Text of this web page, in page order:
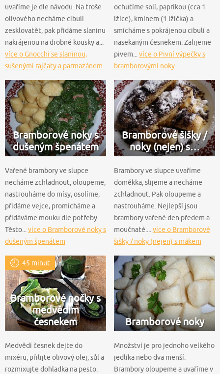
uvaříme je dle návodu. Na troše
olivového necháme cibuli
zesklovatět, pak přidáme slaninu
nakrájenou na drobné kousky a...
více o Gnocchi se slaninou,
sušenými rajčaty a parmazánem
ochutíme solí, paprikou (cca 1
lžíce), kmínem (1 lžička) a
smícháme s pokrájenou cibulí a
nasekaným česnekem. Zalijeme
pivem...více o Pivní výpečky s
bramborovými noky
Bramborové noky s
dušeným špenátem
Vařené brambory ve slupce
necháme zchladnout, oloupeme,
nastrouháme do mísy, osolíme,
přidáme vejce, promícháme a
přidáváme mouku dle potřeby.
Těsto... více o Bramborové noky s
dušeným špenátem
Bramborové šišky /
noky (nejen) s…
Brambory ve slupce uvaříme
doměkka, slijeme a necháme
zchladnout. Pak oloupeme a
nastrouháme. Nejlepší jsou
brambory vařené den předem a
moučnaté.... více o Bramborové
šišky / noky (nejen) s mákem
45 minut
Bramborové nočky s
medvědím
česnekem
Medvědí česnek dejte do
mixéru, přilijte olivový olej, sůl a
rozmixujte dohladka na pesto.
Bramborové noky
Množství je pro jednoho velkého
jedlíka nebo dva menší.
Brambory oloupeme a uvaříme v